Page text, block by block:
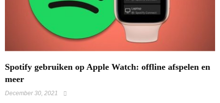
Spotify gebruiken op Apple Watch: offline afspelen en
meer
December 30, 2021